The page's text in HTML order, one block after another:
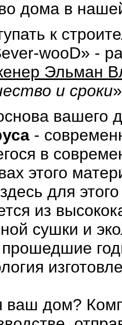
дома в
к
wooD» -
Эльман
и сроки»
вашего
-
в
этого
для
из
сушки и
ваш дом?